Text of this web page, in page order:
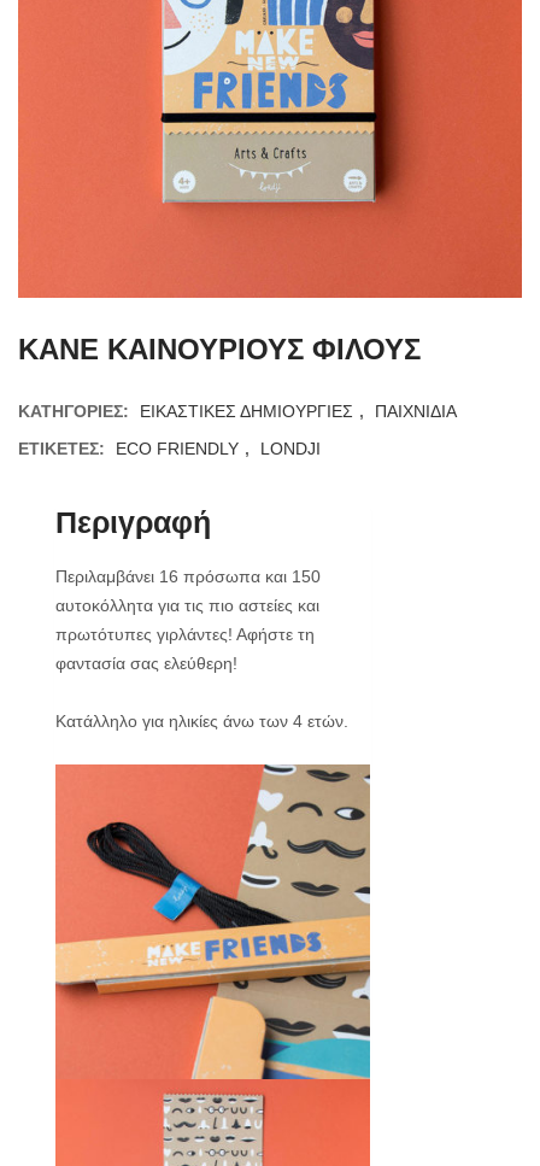
ΚΑΝΕ ΚΑΙΝΟΥΡΙΟΥΣ ΦΙΛΟΥΣ
ΚΑΤΗΓΟΡΊΕΣ: ΕΙΚΑΣΤΙΚΕΣ ΔΗΜΙΟΥΡΓΙΕΣ ,
ΠΑΙΧΝΙΔΙΑ
ΕΤΙΚΈΤΕΣ:
ECO FRIENDLY , LONDJI
Περιγραφή
Περιλαμβάνει 16 πρόσωπα και 150
αυτοκόλλητα για τις πιο αστείες και
πρωτότυπες γιρλάντες! Αφήστε τη
φαντασία σας ελεύθερη!
Κατάλληλο για ηλικίες άνω των 4 ετών.